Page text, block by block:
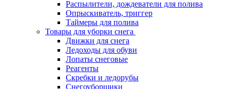
Распылители, дождеватели для полива
Опрыскиватель, триггер
Таймеры для полива
Товары для уборки снега
Движки для снега
Ледоходы для обуви
Лопаты снеговые
Реагенты
Скребки и ледорубы
Снегоуборщики